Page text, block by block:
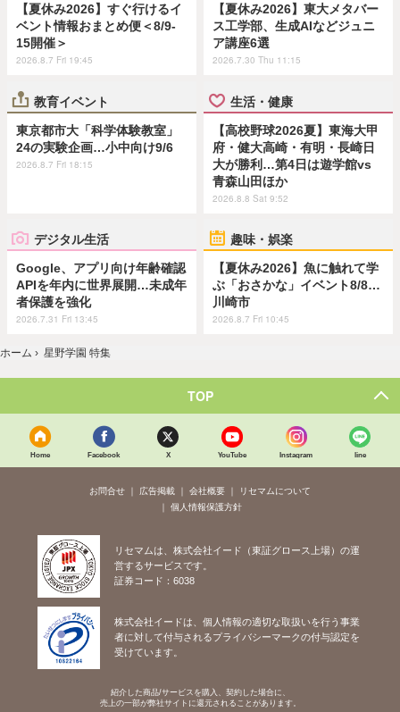
【夏休み2026】すぐ行けるイ
ベント情報おまとめ便＜8/9-
15開催＞
2026.8.7 Fri 19:45
【夏休み2026】東大メタバー
ス工学部、生成AIなどジュニ
ア講座6選
2026.7.30 Thu 11:15
教育イベント
東京都市大「科学体験教室」
24の実験企画…小中向け9/6
2026.8.7 Fri 18:15
生活・健康
【高校野球2026夏】東海大甲
府・健大高崎・有明・長崎日
大が勝利…第4日は遊学館vs
青森山田ほか
2026.8.8 Sat 9:52
デジタル生活
Google、アプリ向け年齢確認
APIを年内に世界展開…未成年
者保護を強化
2026.7.31 Fri 13:45
趣味・娯楽
【夏休み2026】魚に触れて学
ぶ「おさかな」イベント8/8…
川崎市
2026.8.7 Fri 10:45
ホーム › 星野学園 特集
TOP
Home Facebook X YouTube Instagram line
お問合せ 広告掲載 会社概要
リセマムについて
個人情報保護方針
リセマムは、株式会社イード（東証グロース上場）の運
営するサービスです。
証券コード：6038
株式会社イードは、個人情報の適切な取扱いを行う事業
者に対して付与されるプライバシーマークの付与認定を
受けています。
紹介した商品/サービスを購入、契約した場合に、
売上の一部が弊社サイトに還元されることがあります。